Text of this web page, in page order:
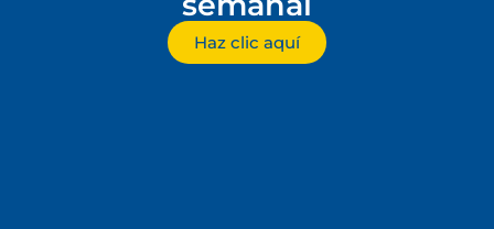
Haz clic aquí